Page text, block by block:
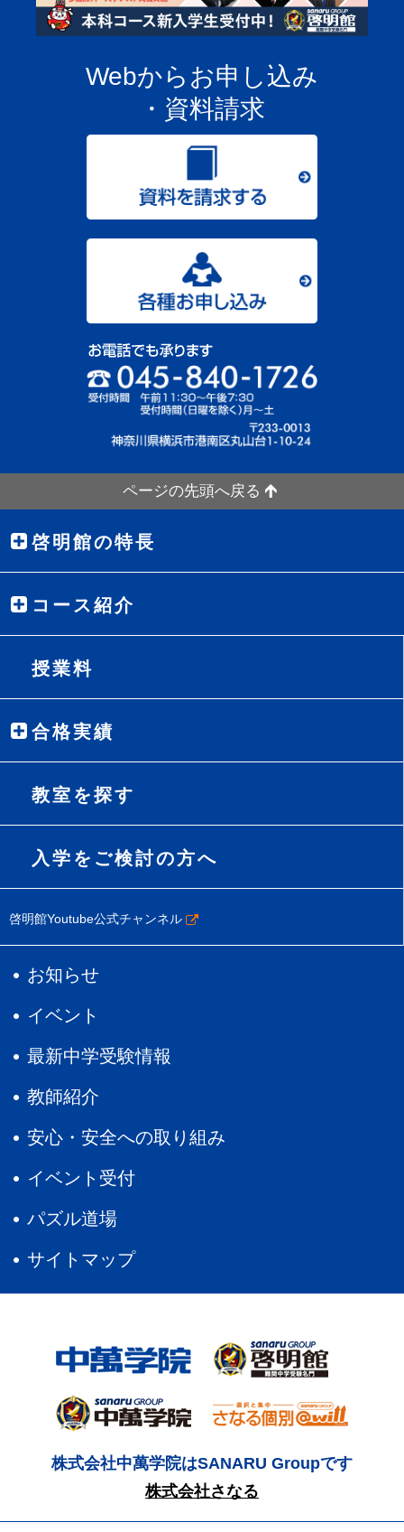
Webからお申し込み
・資料請求
ページの先頭へ戻る
啓明館の特長
コース紹介
授業料
合格実績
教室を探す
入学をご検討の方へ
啓明館Youtube公式チャンネル
お知らせ
イベント
最新中学受験情報
教師紹介
安心・安全への取り組み
イベント受付
パズル道場
サイトマップ
株式会社中萬学院はSANARU Groupです
株式会社さなる